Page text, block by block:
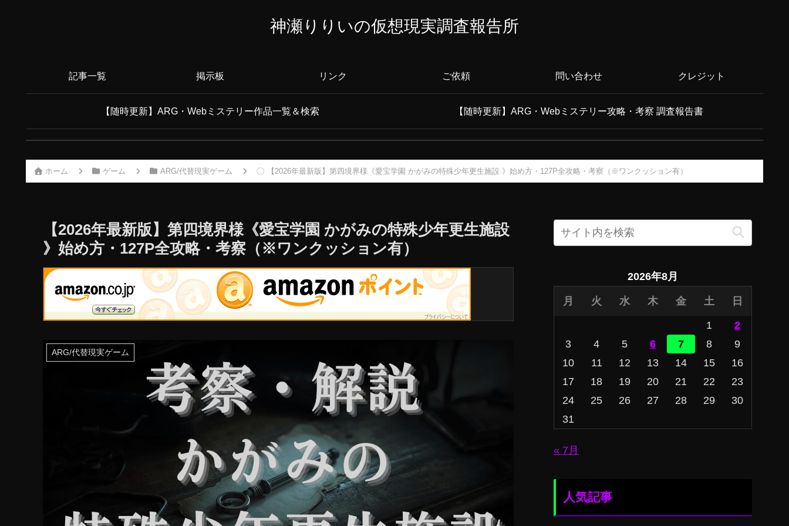
神瀬りりいの仮想現実調査報告所
記事一覧 掲示板 リンク ご依頼 問い合わせ クレジット
【随時更新】ARG・Webミステリー作品一覧＆検索 【随時更新】ARG・Webミステリー攻略・考察 調査報告書
ホーム ゲーム ARG/代替現実ゲーム 【2026年最新版】第四境界様《愛宝学園 かがみの特殊少年更生施設 》始め方・127P全攻略・考察（※ワンクッション有）
【2026年最新版】第四境界様《愛宝学園 かがみの特殊少年更生施設
》始め方・127P全攻略・考察（※ワンクッション有）
ARG/代替現実ゲーム
2026年8月
月 火 水 木 金 土 日
1
2
3
4 5 6 7 8
9
10
11 12 13 14 15
16
17
18 19 20 21 22
23
24
25 26 27 28 29
30
31
« 7月
人気記事